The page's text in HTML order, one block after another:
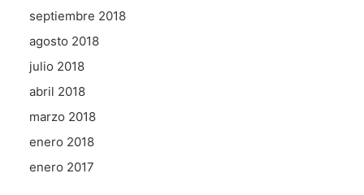
septiembre 2018
agosto 2018
julio 2018
abril 2018
marzo 2018
enero 2018
enero 2017